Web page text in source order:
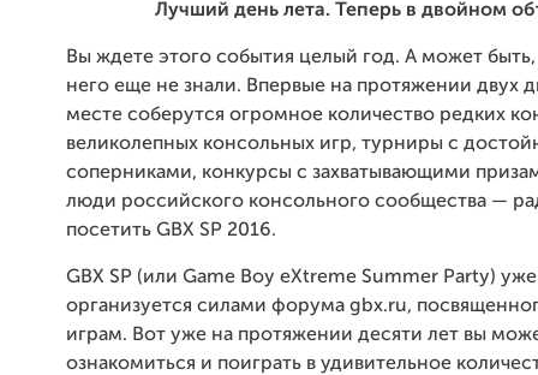
Лучший день лета. Теперь в двойном
Вы ждете этого события целый год. А может
него еще не знали. Впервые на протяжении двух
месте соберутся огромное количество редких
великолепных консольных игр, турниры с
соперниками, конкурсы с захватывающими
люди российского консольного сообщества —
посетить GBX SP 2016.
GBX SP (или Game Boy eXtreme Summer Party)
организуется силами форума gbx.ru,
играм. Вот уже на протяжении десяти лет вы
ознакомиться и поиграть в удивительное